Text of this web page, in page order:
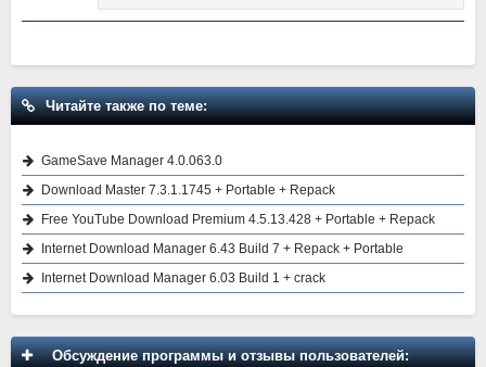
Читайте также по теме:
GameSave Manager 4.0.063.0
Download Master 7.3.1.1745 + Portable + Repack
Free YouTube Download Premium 4.5.13.428 + Portable + Repack
Internet Download Manager 6.43 Build 7 + Repack + Portable
Internet Download Manager 6.03 Build 1 + crack
Обсуждение программы и отзывы пользователей: